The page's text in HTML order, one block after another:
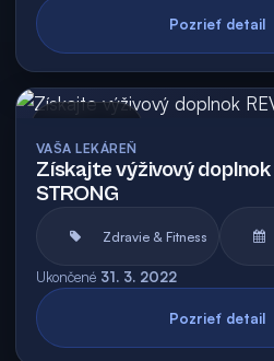
Pozrieť detail
VAŠA LEKÁREŇ
Získajte výživový doplnok
STRONG
Zdravie & Fitness
Ukončené 31. 3. 2022
Pozrieť detail